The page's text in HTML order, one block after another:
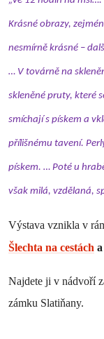
Krásné obrazy,
nesmírně krásné –
… V továrně na
skleněné pruty, které
smíchají s pískem a
přílišnému tavení.
pískem. … Poté u
však milá, vzdělaná,
Výstava vznikla v
Šlechta na cestách a
Najdete ji v nádvoří
zámku Slatiňany.